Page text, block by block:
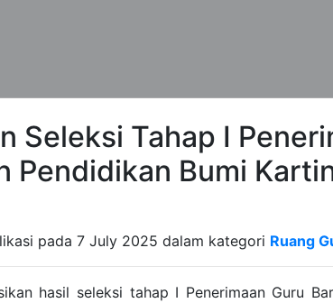
Seleksi Tahap I
Pendidikan Bumi
pada 7 July 2025 dalam kategori Ruang
hasil seleksi tahap I Penerimaan Guru